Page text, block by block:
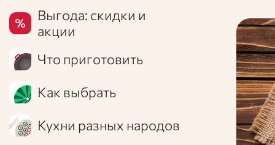
Выгода: скидки и
акции
Что приготовить
Как выбрать
Кухни разных народов